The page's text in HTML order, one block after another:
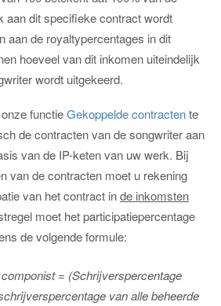
Contact
aan dit specifieke contract wordt
aan de royaltypercentages in dit
hoeveel van dit inkomen uiteindelijk
wordt uitgekeerd.
functieGekoppelde contractente
de contracten van de songwriter aan
van de IP-keten van uw werk. Bij
van de contracten moet u rekening
van het contract inde inkomsten
moet het participatiepercentage
de volgende formule:
= (Schrijverspercentage
van alle beheerde